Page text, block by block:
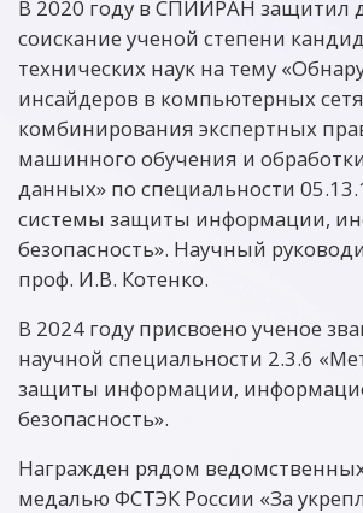
В 2020 году в СПИИРАН защитил
соискание ученой степени
технических наук на тему
инсайдеров в компьютерных
комбинирования экспертных
машинного обучения и
данных» по специальности
системы защиты информации,
безопасность». Научный
проф. И.В. Котенко.
В 2024 году присвоено ученое
научной специальности 2.3.6
защиты информации,
безопасность».
Награжден рядом
медалью ФСТЭК России «За